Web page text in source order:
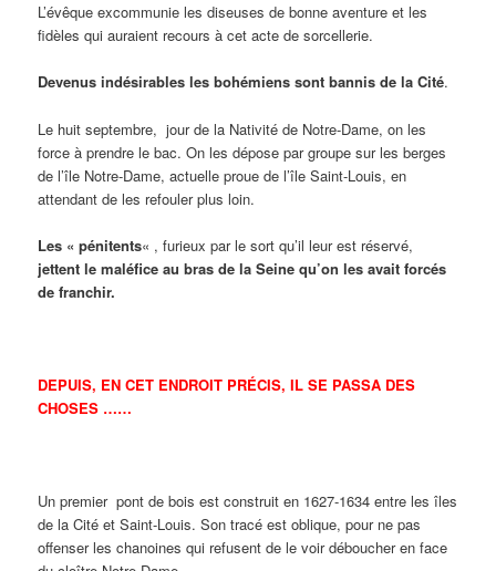
L’évêque excommunie les diseuses de bonne aventure et les
fidèles qui auraient recours à cet acte de sorcellerie.
Devenus indésirables les bohémiens sont bannis de la Cité.
Le huit septembre, jour de la Nativité de Notre-Dame, on les
force à prendre le bac. On les dépose par groupe sur les berges
de l’île Notre-Dame, actuelle proue de l’île Saint-Louis, en
attendant de les refouler plus loin.
Les « pénitents« , furieux par le sort qu’il leur est réservé,
jettent le maléfice au bras de la Seine qu’on les avait forcés
de franchir.
DEPUIS, EN CET ENDROIT PRÉCIS, IL SE PASSA DES
CHOSES ……
Un premier pont de bois est construit en 1627-1634 entre les îles
de la Cité et Saint-Louis. Son tracé est oblique, pour ne pas
offenser les chanoines qui refusent de le voir déboucher en face